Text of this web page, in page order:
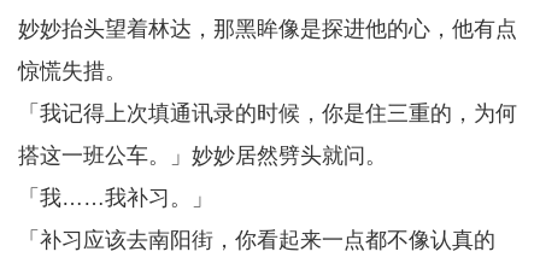
妙妙抬头望着林达，那黑眸像是探进他的心，他有点
惊慌失措。
「我记得上次填通讯录的时候，你是住三重的，为何
搭这一班公车。」妙妙居然劈头就问。
「我……我补习。」
「补习应该去南阳街，你看起来一点都不像认真的